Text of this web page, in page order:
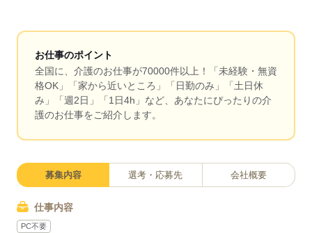
お仕事のポイント
全国に、介護のお仕事が70000件以上！「未経験・無資
格OK」「家から近いところ」「日勤のみ」「土日休
み」「週2日」「1日4h」など、あなたにぴったりの介
護のお仕事をご紹介します。
募集内容 選考・応募先 会社概要
仕事内容
PC不要